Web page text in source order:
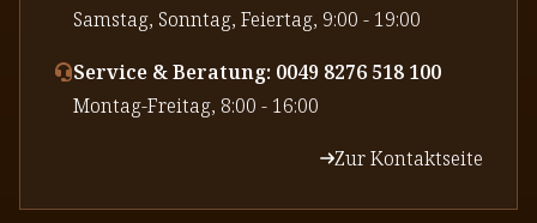
⁠Samstag, Sonntag, Feiertag, 9:00 - 19:00
Service & Beratung: 0049 8276 518 100
⁠Montag-Freitag, 8:00 - 16:00
Zur Kontaktseite